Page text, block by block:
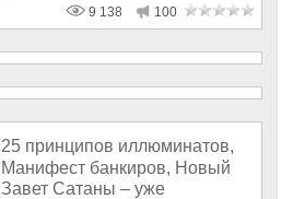
9 138 100
25 принципов иллюминатов,
Манифест банкиров, Новый
Завет Сатаны – уже